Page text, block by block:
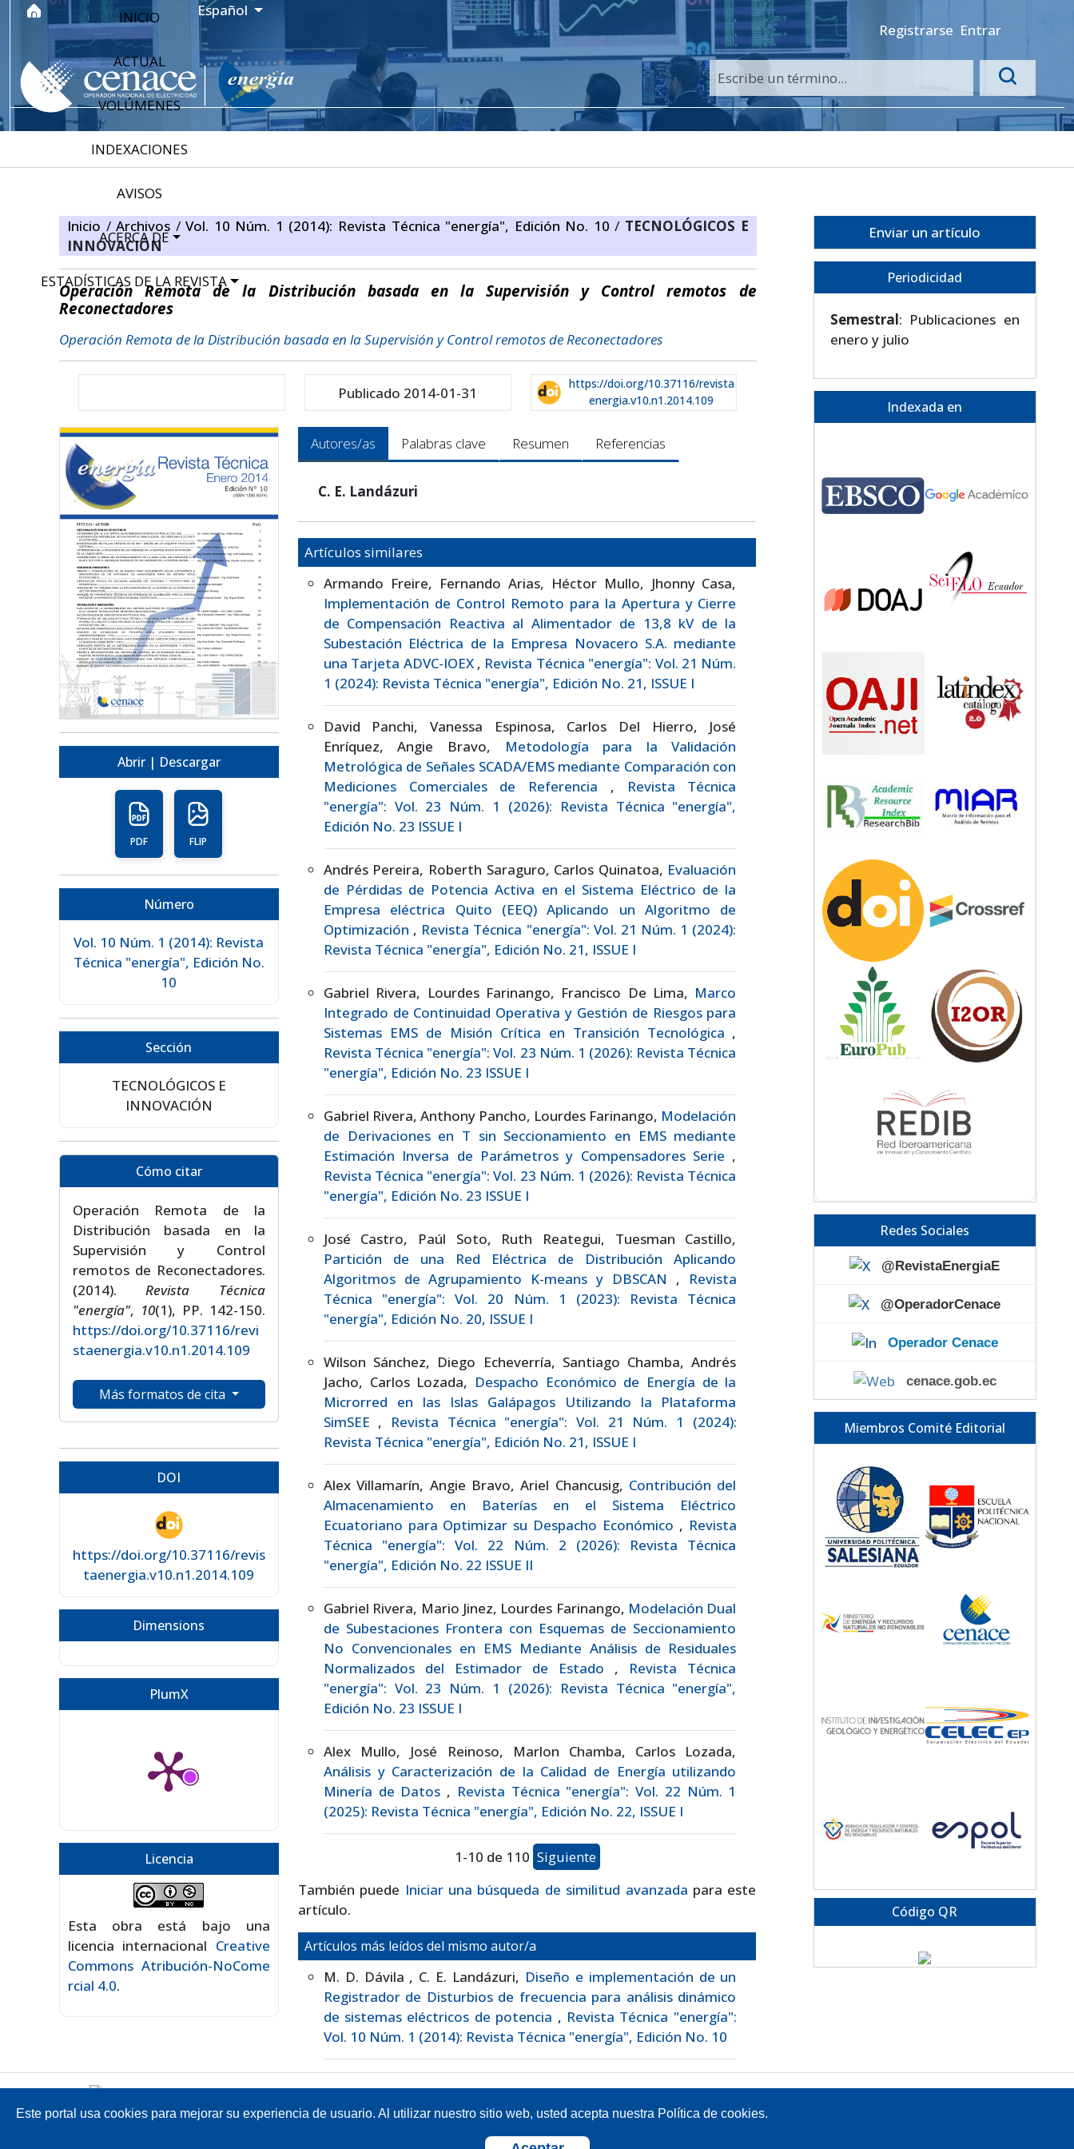
Ir al menú de navegación principal
Ir al contenido principal
Ir al pie de página del sitio Idioma
Español
Registrarse Entrar
INICIO
ACTUAL
VOLÚMENES
INDEXACIONES
AVISOS
ACERCA DE
ESTADÍSTICAS DE LA REVISTA
Inicio / Archivos / Vol. 10 Núm. 1 (2014): Revista Técnica "energía", Edición No. 10/ TECNOLÓGICOS E
INNOVACIÓN
Operación Remota de la Distribución basada en la Supervisión y Control remotos de
Reconectadores
Operación Remota de la Distribución basada en la Supervisión y Control remotos de Reconectadores
Publicado 2014-01-31
https://doi.org/10.37116/revista
energia.v10.n1.2014.109
Abrir | Descargar
PDF FLIP
Número
Vol. 10 Núm. 1 (2014): Revista
Técnica "energía", Edición No.
10
Sección
TECNOLÓGICOS E
INNOVACIÓN
Cómo citar
Operación Remota de la
Distribución basada en la
Supervisión y Control
remotos de Reconectadores.
(2014).Revista Técnica
"energía", 10(1), PP. 142-150.
https://doi.org/10.37116/revi
staenergia.v10.n1.2014.109
Más formatos de cita
DOI
https://doi.org/10.37116/revis
taenergia.v10.n1.2014.109
Dimensions
PlumX
Licencia
Esta obra está bajo una
licencia internacional Creative
Commons Atribución-NoCome
rcial 4.0.
Autores/as Palabras clave Resumen Referencias
C. E. Landázuri
Artículos similares
Armando Freire, Fernando Arias, Héctor Mullo, Jhonny Casa,
Implementación de Control Remoto para la Apertura y Cierre
de Compensación Reactiva al Alimentador de 13,8 kV de la
Subestación Eléctrica de la Empresa Novacero S.A. mediante
una Tarjeta ADVC-IOEX , Revista Técnica "energía": Vol. 21 Núm.
1 (2024): Revista Técnica "energía", Edición No. 21, ISSUE I
David Panchi, Vanessa Espinosa, Carlos Del Hierro, José
Enríquez, Angie Bravo,
Metodología para la Validación
Metrológica de Señales SCADA/EMS mediante Comparación con
Mediciones Comerciales de Referencia , Revista Técnica
"energía": Vol. 23 Núm. 1 (2026): Revista Técnica "energía",
Edición No. 23 ISSUE I
Andrés Pereira, Roberth Saraguro, Carlos Quinatoa, Evaluación
de Pérdidas de Potencia Activa en el Sistema Eléctrico de la
Empresa eléctrica Quito (EEQ) Aplicando un Algoritmo de
Optimización , Revista Técnica "energía": Vol. 21 Núm. 1 (2024):
Revista Técnica "energía", Edición No. 21, ISSUE I
Gabriel Rivera, Lourdes Farinango, Francisco De Lima, Marco
Integrado de Continuidad Operativa y Gestión de Riesgos para
Sistemas EMS de Misión Crítica en Transición Tecnológica ,
Revista Técnica "energía": Vol. 23 Núm. 1 (2026): Revista Técnica
"energía", Edición No. 23 ISSUE I
Gabriel Rivera, Anthony Pancho, Lourdes Farinango, Modelación
de Derivaciones en T sin Seccionamiento en EMS mediante
Estimación Inversa de Parámetros y Compensadores Serie ,
Revista Técnica "energía": Vol. 23 Núm. 1 (2026): Revista Técnica
"energía", Edición No. 23 ISSUE I
José Castro, Paúl Soto, Ruth Reategui, Tuesman Castillo,
Partición de una Red Eléctrica de Distribución Aplicando
Algoritmos de Agrupamiento K-means y DBSCAN ,
Revista
Técnica "energía": Vol. 20 Núm. 1 (2023): Revista Técnica
"energía", Edición No. 20, ISSUE I
Wilson Sánchez, Diego Echeverría, Santiago Chamba, Andrés
Jacho, Carlos Lozada, Despacho Económico de Energía de la
Microrred en las Islas Galápagos Utilizando la Plataforma
SimSEE , Revista Técnica "energía": Vol. 21 Núm. 1 (2024):
Revista Técnica "energía", Edición No. 21, ISSUE I
Alex Villamarín, Angie Bravo, Ariel Chancusig, Contribución del
Almacenamiento en Baterías en el Sistema Eléctrico
Ecuatoriano para Optimizar su Despacho Económico , Revista
Técnica "energía": Vol. 22 Núm. 2 (2026): Revista Técnica
"energía", Edición No. 22 ISSUE II
Gabriel Rivera, Mario Jinez, Lourdes Farinango, Modelación Dual
de Subestaciones Frontera con Esquemas de Seccionamiento
No Convencionales en EMS Mediante Análisis de Residuales
Normalizados del Estimador de Estado , Revista Técnica
"energía": Vol. 23 Núm. 1 (2026): Revista Técnica "energía",
Edición No. 23 ISSUE I
Alex Mullo, José Reinoso, Marlon Chamba, Carlos Lozada,
Análisis y Caracterización de la Calidad de Energía utilizando
Minería de Datos , Revista Técnica "energía": Vol. 22 Núm. 1
(2025): Revista Técnica "energía", Edición No. 22, ISSUE I
1-10 de 110 Siguiente
También puede Iniciar una búsqueda de similitud avanzada para este
artículo.
Artículos más leídos del mismo autor/a
M. D. Dávila , C. E. Landázuri, Diseño e implementación de un
Registrador de Disturbios de frecuencia para análisis dinámico
de sistemas eléctricos de potencia , Revista Técnica "energía":
Vol. 10 Núm. 1 (2014): Revista Técnica "energía", Edición No. 10
Enviar un artículo
Periodicidad
Semestral: Publicaciones en
enero y julio
Indexada en
Redes Sociales
@RevistaEnergiaE
@OperadorCenace
Operador Cenace
cenace.gob.ec
Miembros Comité Editorial
Código QR
Código Postal 17211991 / Mejía - Ecuador
Teléfono: 593-2-299-2001
Este portal usa cookies para mejorar su experiencia de usuario. Al utilizar nuestro sitio web, usted acepta nuestra Política de cookies.